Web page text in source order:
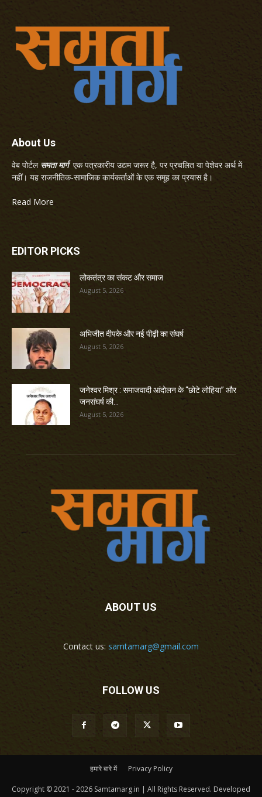
About Us
वेब पोर्टल समता मार्गएक पत्रकारीय उद्यम जरूर है, पर प्रचलित या पेशेवर अर्थ में
नहीं। यह राजनीतिक-सामाजिक कार्यकर्ताओं के एक समूह का प्रयास है।
Read More
EDITOR PICKS
लोकतंत्र का संकट और समाज
August 5, 2026
अभिजीत दीपके और नई पीढ़ी का संघर्ष
August 5, 2026
जनेश्वर मिश्र : समाजवादी आंदोलन के “छोटे लोहिया” और
जनसंघर्ष की...
August 5, 2026
ABOUT US
Contact us: samtamarg@gmail.com
FOLLOW US
हमारे बारे में Privacy Policy
Copyright © 2021 - 2026 Samtamarg.in | All Rights Reserved. Developed